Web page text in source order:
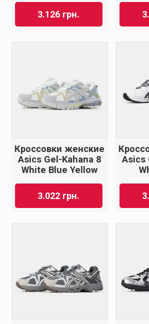
3.126 грн.
Кроссовки женские
Asics Gel-Kahana 8
White Blue Yellow
3.022 грн.
Asics